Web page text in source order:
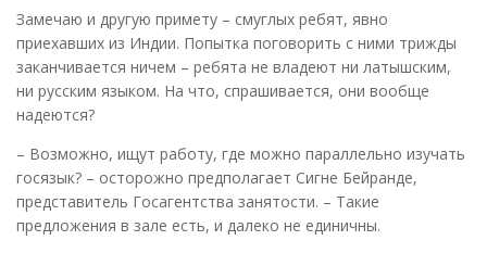
Замечаю и другую примету – смуглых ребят, явно
приехавших из Индии. Попытка поговорить с ними трижды
заканчивается ничем – ребята не владеют ни латышским,
ни русским языком. На что, спрашивается, они вообще
надеются?
– Возможно, ищут работу, где можно параллельно изучать
госязык? – осторожно предполагает Сигне Бейранде,
представитель Госагентства занятости. – Такие
предложения в зале есть, и далеко не единичны.